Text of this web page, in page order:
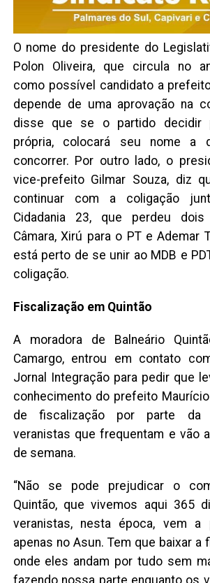
O nome do presidente do
Polon Oliveira, que circula no
como possível candidato a
depende de uma aprovação na
disse que se o partido decidir
própria, colocará seu nome a
concorrer. Por outro lado, o
vice-prefeito Gilmar Souza, diz
continuar com a coligação
Cidadania 23, que perdeu dois
Câmara, Xirú para o PT e Ademar
está perto de se unir ao MDB e
coligação.
Fiscalização em Quintão
A moradora de Balneário
Camargo, entrou em contato
Jornal Integração para pedir que
conhecimento do prefeito
de fiscalização por parte da
veranistas que frequentam e vão
de semana.
“Não se pode prejudicar o
Quintão, que vivemos aqui 365
veranistas, nesta época, vem a
apenas no Asun. Tem que baixar a
onde eles andam por tudo sem